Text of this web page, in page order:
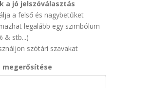
a jó jelszóválasztás
a felső és nagybetűket
legalább egy szimbólum
& stb...)
szótári szavakat
megerősítése